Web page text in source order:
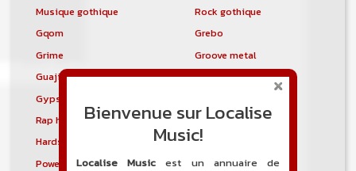
Musique gothique
Rock gothique
Gqom
Grebo
Grime
Groove metal
Guajira
Guaracha
Gypsy punk
Rap hardcore
Industrial hardcore
Hardstep
Hardstyle
Power noise
Heavenly voices
Bienvenue sur Localise
Music!
Localise Music est un annuaire de